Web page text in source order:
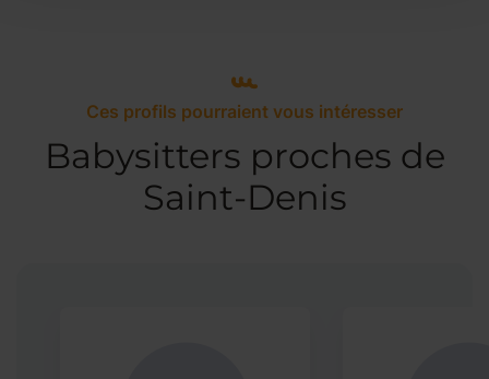
Ces profils pourraient vous intéresser
Babysitters proches de
Saint-Denis